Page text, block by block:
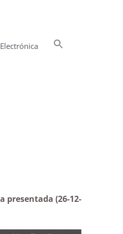
presentada (26-12-